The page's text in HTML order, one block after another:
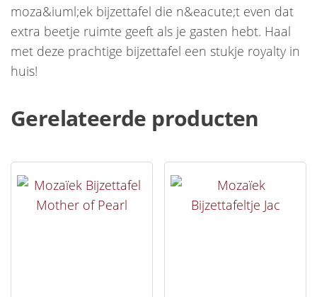
moza&iuml;ek bijzettafel die n&eacute;t even dat
extra beetje ruimte geeft als je gasten hebt. Haal
met deze prachtige bijzettafel een stukje royalty in
huis!
Gerelateerde producten